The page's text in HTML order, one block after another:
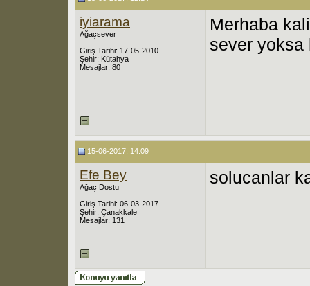
iyiarama
Ağaçsever
Giriş Tarihi: 17-05-2010
Şehir: Kütahya
Mesajlar: 80
Merhaba
sever yoksa
15-06-2017, 14:09
Efe Bey
Ağaç Dostu
Giriş Tarihi: 06-03-2017
Şehir: Çanakkale
Mesajlar: 131
solucanlar